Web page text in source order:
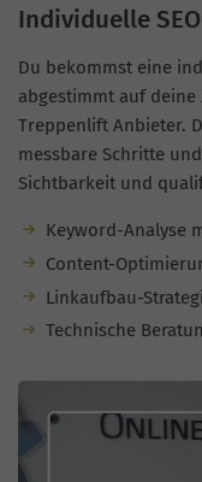
Individuelle
Du bekommst eine
abgestimmt auf deine
Treppenlift Anbieter.
messbare Schritte
Sichtbarkeit und
Keyword-Analyse
Content-
Linkaufbau-
Technische